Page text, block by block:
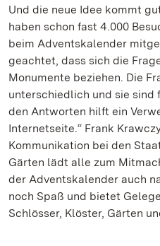
Und die neue Idee kommt
haben schon fast 4.000
beim Adventskalender
geachtet, dass sich die
Monumente beziehen. Die
unterschiedlich und sie sind
den Antworten hilft ein
Internetseite.“ Frank
Kommunikation bei den
Gärten lädt alle zum
der Adventskalender auch
noch Spaß und bietet
Schlösser, Klöster, Gärten